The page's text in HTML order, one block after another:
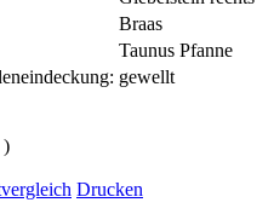
Braas
Taunus Pfanne
gewellt
)
Drucken